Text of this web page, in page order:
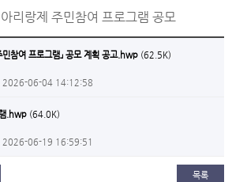
리랑제 주민참여 프로그램 공모
민참여 프로그램」 공모 계획 공고.hwp (62.5K)
2026-06-04 14:12:58
.hwp (64.0K)
2026-06-19 16:59:51
목록